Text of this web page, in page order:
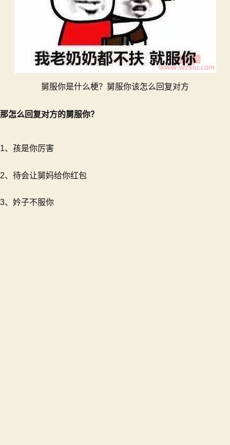
舅服你是什么梗？舅服你该怎么回复对方
那怎么回复对方的舅服你？
1、孩是你厉害
2、待会让舅妈给你红包
3、妗子不服你